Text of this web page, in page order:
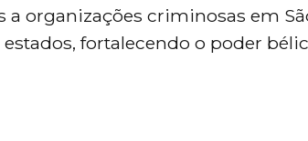
a organizações criminosas em
fortalecendo o poder